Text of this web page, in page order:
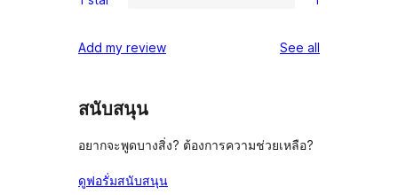
2-
reviews
1
star
Add my review See all
สนับสนุน
อยากจะพูดบางสิ่ง? ต้องการความช่วยเหลือ?
ดูฟอรั่มสนับสนุน